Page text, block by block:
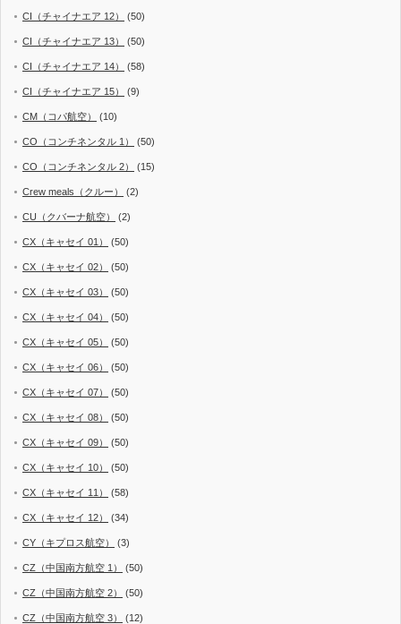
CI（チャイナエア 12） (50)
CI（チャイナエア 13） (50)
CI（チャイナエア 14） (58)
CI（チャイナエア 15） (9)
CM（コパ航空） (10)
CO（コンチネンタル 1） (50)
CO（コンチネンタル 2） (15)
Crew meals（クルー） (2)
CU（クバーナ航空） (2)
CX（キャセイ 01） (50)
CX（キャセイ 02） (50)
CX（キャセイ 03） (50)
CX（キャセイ 04） (50)
CX（キャセイ 05） (50)
CX（キャセイ 06） (50)
CX（キャセイ 07） (50)
CX（キャセイ 08） (50)
CX（キャセイ 09） (50)
CX（キャセイ 10） (50)
CX（キャセイ 11） (58)
CX（キャセイ 12） (34)
CY（キプロス航空） (3)
CZ（中国南方航空 1） (50)
CZ（中国南方航空 2） (50)
CZ（中国南方航空 3） (12)